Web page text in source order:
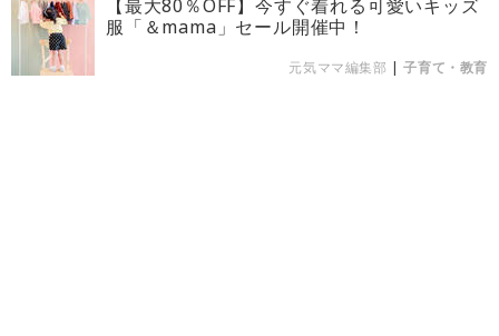
【最大80％OFF】今すぐ着れる可愛いキッズ
服「＆mama」セール開催中！
元気ママ編集部 |子育て・教育